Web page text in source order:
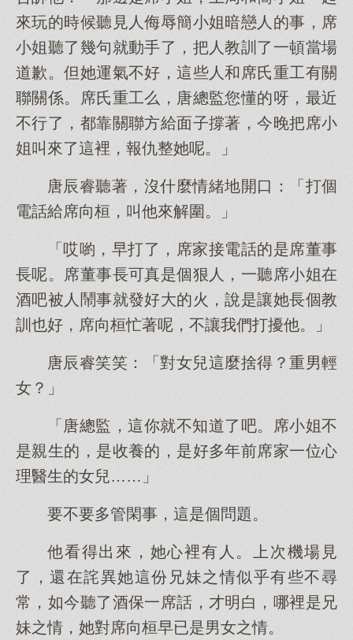
來玩的時候聽見人侮辱簡小姐暗戀人的事，席
小姐聽了幾句就動手了，把人教訓了一頓當場
道歉。但她運氣不好，這些人和席氏重工有關
聯關係。席氏重工么，唐總監您懂的呀，最近
不行了，都靠關聯方給面子撐著，今晚把席小
姐叫來了這裡，報仇整她呢。」
唐辰睿聽著，沒什麼情緒地開口：「打個
電話給席向桓，叫他來解圍。」
「哎喲，早打了，席家接電話的是席董事
長呢。席董事長可真是個狠人，一聽席小姐在
酒吧被人鬧事就發好大的火，說是讓她長個教
訓也好，席向桓忙著呢，不讓我們打擾他。」
唐辰睿笑笑：「對女兒這麼捨得？重男輕
女？」
「唐總監，這你就不知道了吧。席小姐不
是親生的，是收養的，是好多年前席家一位心
理醫生的女兒……」
要不要多管閑事，這是個問題。
他看得出來，她心裡有人。上次機場見
了，還在詫異她這份兄妹之情似乎有些不尋
常，如今聽了酒保一席話，才明白，哪裡是兄
妹之情，她對席向桓早已是男女之情。